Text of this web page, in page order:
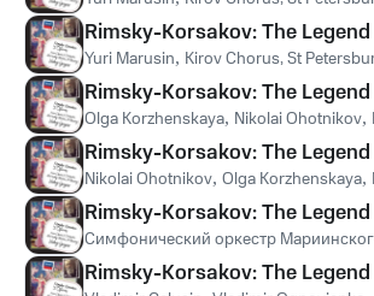
Rimsky-Korsakov: The
Yuri Marusin, Kirov Chorus, St
Rimsky-Korsakov: The
Olga Korzhenskaya, Nikolai Ohotnikov,
Rimsky-Korsakov: The
Nikolai Ohotnikov, Olga Korzhenskaya,
Rimsky-Korsakov: The
Симфонический оркестр Мариинского
Rimsky-Korsakov: The